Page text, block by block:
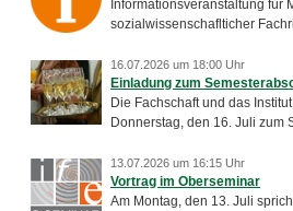
Informationsveranstaltung für
sozialwissenschaflticher
16.07.2026 um 18:00 Uhr
Einladung zum
Die Fachschaft und das
Donnerstag, den 16. Juli zum
13.07.2026 um 16:15 Uhr
Vortrag im Oberseminar
Am Montag, den 13. Juli